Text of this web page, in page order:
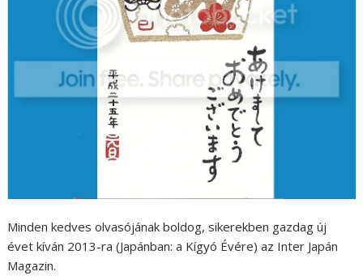
Minden kedves olvasójának boldog, sikerekben gazdag új
évet kíván 2013-ra (Japánban: a Kígyó Évére) az Inter Japán
Magazin.